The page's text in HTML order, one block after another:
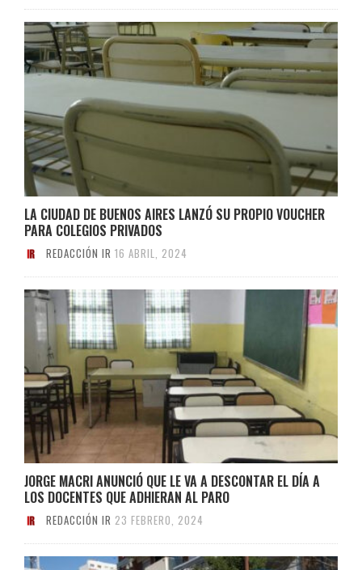
LA CIUDAD DE BUENOS AIRES LANZÓ SU PROPIO VOUCHER
PARA COLEGIOS PRIVADOS
REDACCIÓN IR 16 ABRIL, 2024
JORGE MACRI ANUNCIÓ QUE LE VA A DESCONTAR EL DÍA A
LOS DOCENTES QUE ADHIERAN AL PARO
REDACCIÓN IR 23 FEBRERO, 2024